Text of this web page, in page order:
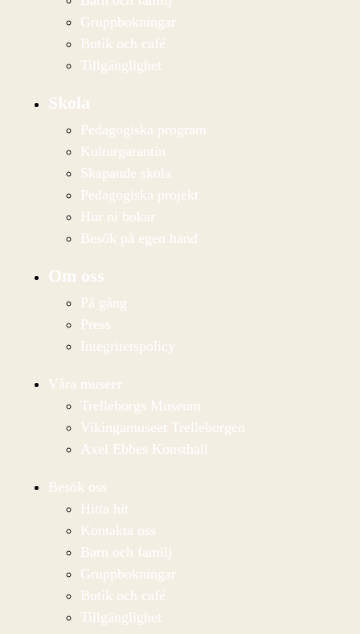
Gruppbokningar
Butik och café
Tillgänglighet
Skola
Pedagogiska program
Kulturgarantin
Skapande skola
Pedagogiska projekt
Hur ni bokar
Besök på egen hand
Om oss
På gång
Press
Integritetspolicy
Våra museer
Trelleborgs Museum
Vikingamuseet Trelleborgen
Axel Ebbes Konsthall
Besök oss
Hitta hit
Kontakta oss
Barn och familj
Gruppbokningar
Butik och café
Tillgänglighet